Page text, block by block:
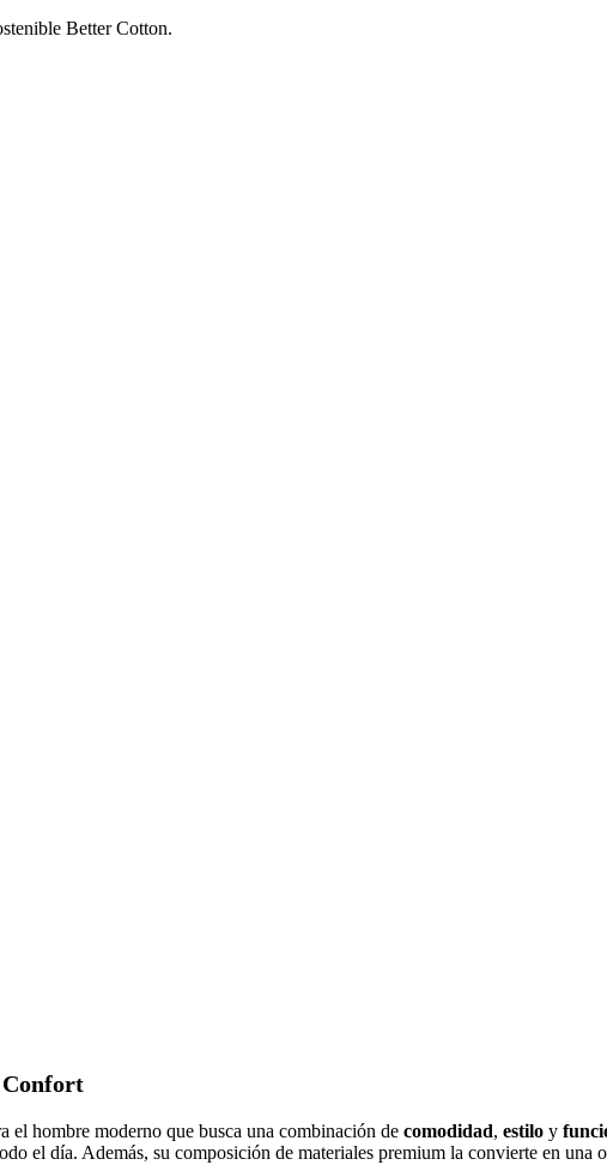
Better Cotton.
Confort
el hombre moderno que busca una combinación de comodidad, estilo y
el día. Además, su composición de materiales premium la convierte en una